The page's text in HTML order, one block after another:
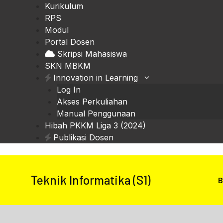
Kurikulum
RPS
Modul
Portal Dosen
Skripsi Mahasiswa
SKN MBKM
Innovation in Learning
Log In
Akses Perkuliahan
Manual Penggunaan
Hibah PKKM Liga 3 (2024)
Publikasi Dosen
Teknik Informatika (S1)